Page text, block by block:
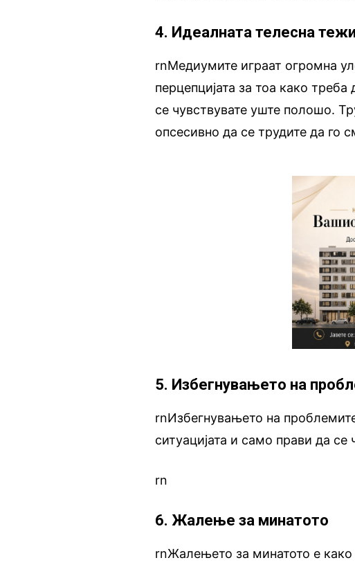
4. Идеалната телесна
rnМедиумите играат огромна
перцепцијата за тоа како
се чувствувате уште полошо.
опсесивно да се трудите да го
5. Избегнувањето на
rnИзбегнувањето на
ситуацијата и само прави да
rn
6. Жалење за минатото
rnЖалењето за минатото е